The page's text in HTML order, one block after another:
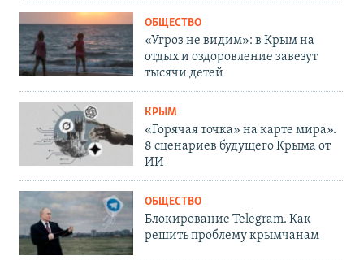
ОБЩЕСТВО
«Угроз не видим»: в Крым на
отдых и оздоровление завезут
тысячи детей
КРЫМ
«Горячая точка» на карте мира».
8 сценариев будущего Крыма от
ИИ
ОБЩЕСТВО
Блокирование Telegram. Как
решить проблему крымчанам